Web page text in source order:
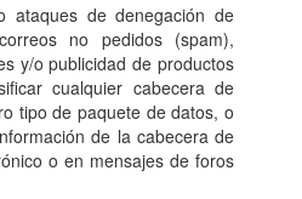
ataques de denegación de
no pedidos (spam),
y/o publicidad de productos
cualquier cabecera de
tipo de paquete de datos, o
de la cabecera de
o en mensajes de foros